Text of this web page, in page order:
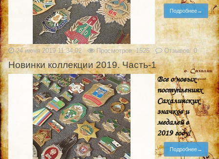
Подробнее→
24 июня 2019 11:34:02 Просмотров: 1525 Отзывов: 0
Новинки коллекции 2019. Часть-1
Все о новых
поступлениях
Сахалинских
значков и
медалей в
2019 году!
Подробнее→